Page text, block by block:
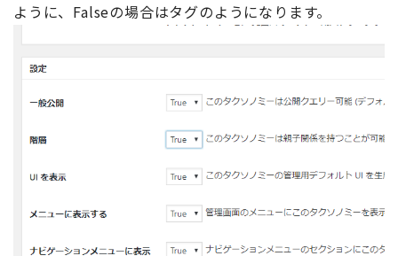
ように、Falseの場合はタグのようになります。